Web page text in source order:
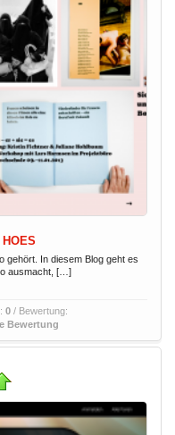
gehört. In diesem Blog geht es
ausmacht, […]
0 / Bewertung:
Bewertung